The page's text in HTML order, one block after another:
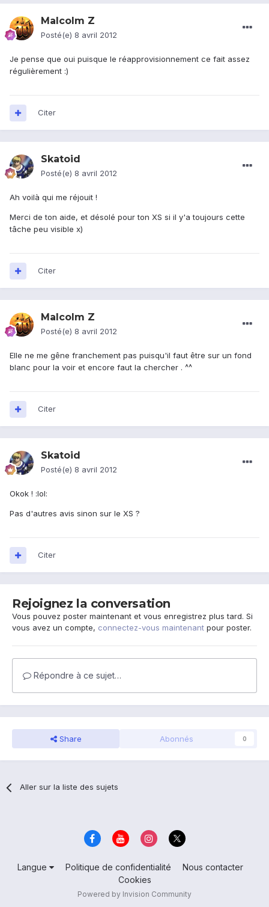
Malcolm Z
Posté(e) 8 avril 2012
Je pense que oui puisque le réapprovisionnement ce fait assez
régulièrement :)
Citer
Skatoid
Posté(e) 8 avril 2012
Ah voilà qui me réjouit !
Merci de ton aide, et désolé pour ton XS si il y'a toujours cette
tâche peu visible x)
Citer
Malcolm Z
Posté(e) 8 avril 2012
Elle ne me gêne franchement pas puisqu'il faut être sur un fond
blanc pour la voir et encore faut la chercher . ^^
Citer
Skatoid
Posté(e) 8 avril 2012
Okok ! :lol:
Pas d'autres avis sinon sur le XS ?
Citer
Rejoignez la conversation
Vous pouvez poster maintenant et vous enregistrez plus tard. Si
vous avez un compte, connectez-vous maintenant pour poster.
Répondre à ce sujet…
Share Abonnés 0
Aller sur la liste des sujets
Langue Politique de confidentialité
Nous contacter
Cookies
Powered by Invision Community